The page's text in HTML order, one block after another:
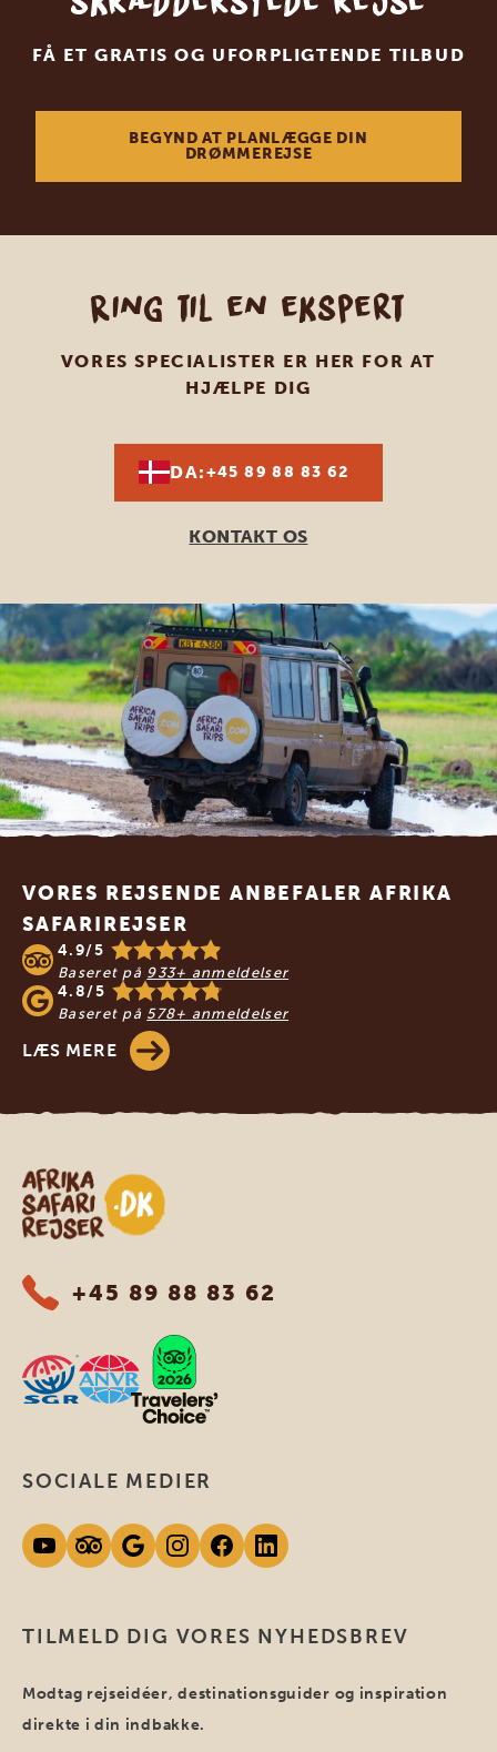
FÅ ET GRATIS OG UFORPLIGTENDE TILBUD
BEGYND AT PLANLÆGGE DIN
DRØMMEREJSE
Ring til en ekspert
VORES SPECIALISTER ER HER FOR AT
HJÆLPE DIG
DA:+45 89 88 83 62
KONTAKT OS
Footer
VORES REJSENDE ANBEFALER AFRIKA
SAFARIREJSER
4.9/5
Baseret på 933+ anmeldelser
4.8/5
Baseret på 578+ anmeldelser
LÆS MERE
Safari-rejser i Afrika
+45 89 88 83 62
TILMELD DIG VORES NYHEDSBREV
Modtag rejseidéer, destinationsguider og inspiration
direkte i din indbakke.
SOCIALE MEDIER